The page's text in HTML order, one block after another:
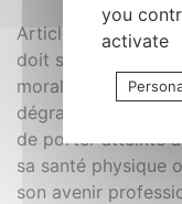
Article L1152-1 du
doit subir les
moral qui ont pour
dégradation de
de porter atteinte
sa santé physique
son avenir
you
activate